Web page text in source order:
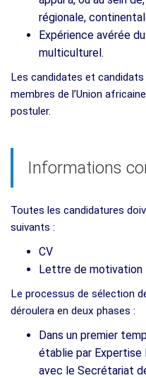
régionale,
Expérience avérée
multiculturel.
Les candidates et
membres de l’Union
postuler.
Informations
Toutes les candidatures
suivants :
CV
Lettre de motivation
Le processus de sélection
déroulera en deux phases :
Dans un premier
établie par Expertise
avec le Secrétariat